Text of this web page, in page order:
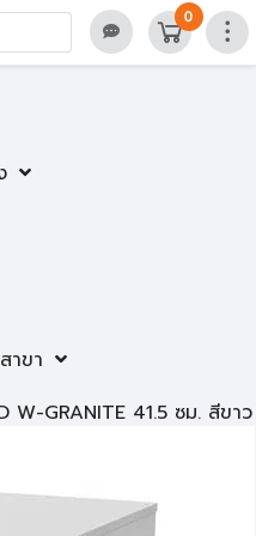
าขา
0
W-GRANITE 41.5 ซม. สีขาว